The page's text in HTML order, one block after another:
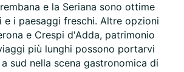
e la Seriana sono ottime
e i paesaggi freschi. Altre opzioni
e Crespi d'Adda, patrimonio
più lunghi possono portarvi
sud nella scena gastronomica di